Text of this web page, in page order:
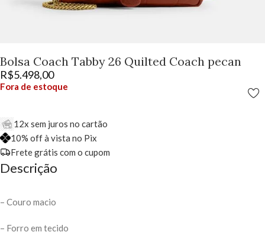
Bolsa Coach Tabby 26 Quilted Coach pecan
R$5.498,00
Fora de estoque
12x sem juros no cartão
10% off à vista no Pix
Frete grátis com o cupom
Descrição
– Couro macio
– Forro em tecido